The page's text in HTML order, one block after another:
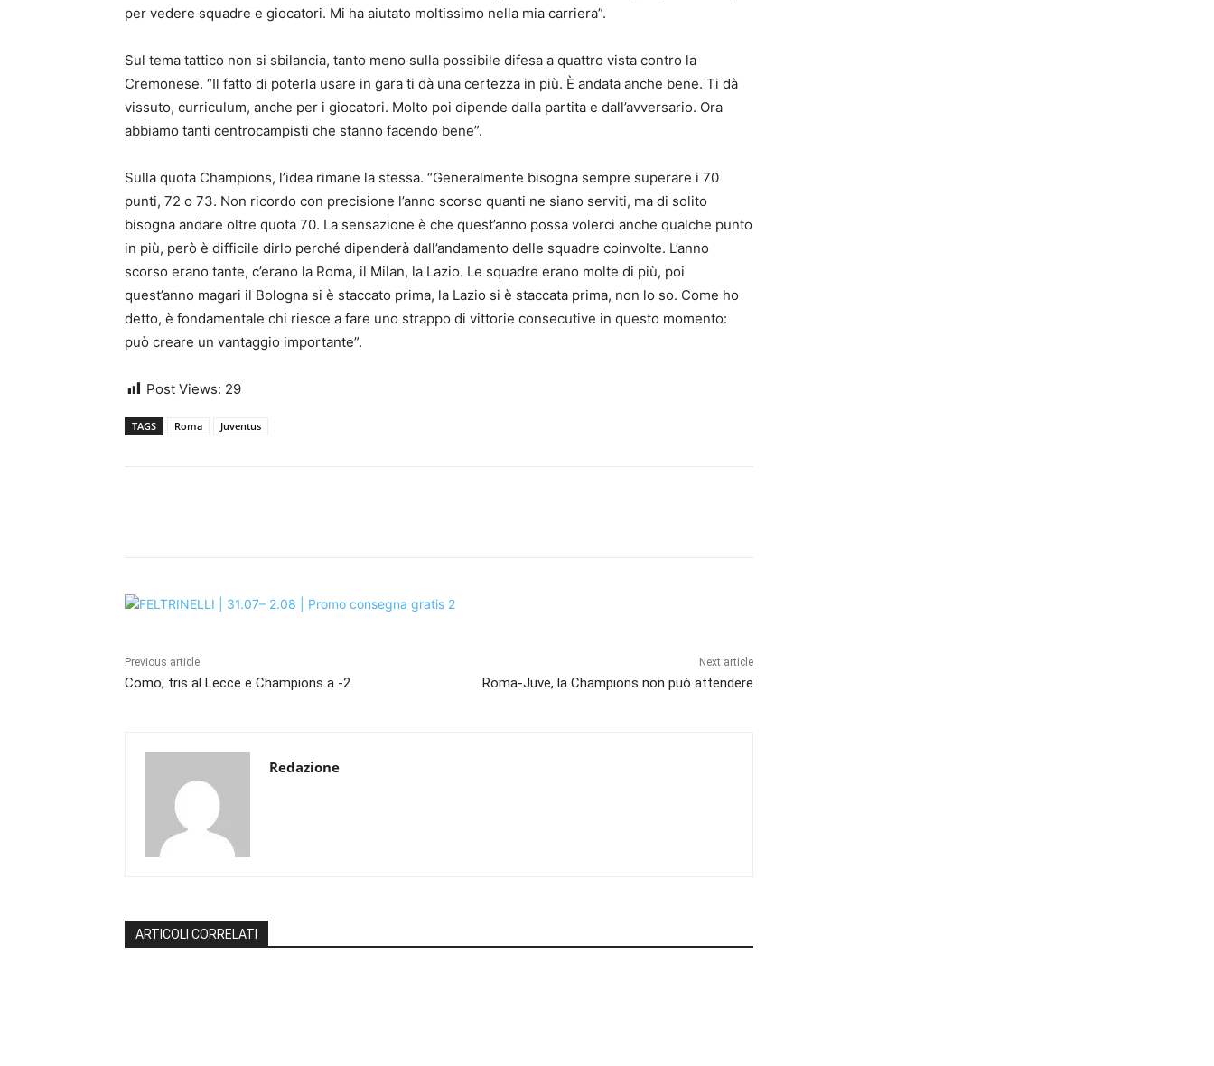
per vedere squadre e giocatori. Mi ha aiutato moltissimo nella mia carriera”.
Sul tema tattico non si sbilancia, tanto meno sulla possibile difesa a quattro vista contro la
Cremonese. “Il fatto di poterla usare in gara ti dà una certezza in più. È andata anche bene. Ti dà
vissuto, curriculum, anche per i giocatori. Molto poi dipende dalla partita e dall’avversario. Ora
abbiamo tanti centrocampisti che stanno facendo bene”.
Sulla quota Champions, l’idea rimane la stessa. “Generalmente bisogna sempre superare i 70
punti, 72 o 73. Non ricordo con precisione l’anno scorso quanti ne siano serviti, ma di solito
bisogna andare oltre quota 70. La sensazione è che quest’anno possa volerci anche qualche punto
in più, però è difficile dirlo perché dipenderà dall’andamento delle squadre coinvolte. L’anno
scorso erano tante, c’erano la Roma, il Milan, la Lazio. Le squadre erano molte di più, poi
quest’anno magari il Bologna si è staccato prima, la Lazio si è staccata prima, non lo so. Come ho
detto, è fondamentale chi riesce a fare uno strappo di vittorie consecutive in questo momento:
può creare un vantaggio importante”.
Post Views: 29
TAGS Roma Juventus
Previous article
Como, tris al Lecce e Champions a -2
Next article
Roma-Juve, la Champions non può attendere
Redazione
ARTICOLI CORRELATI